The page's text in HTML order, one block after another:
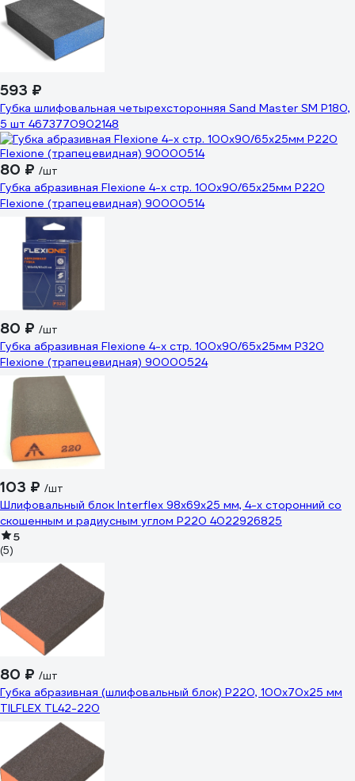
593 ₽
Губка шлифовальная четырехсторонняя Sand Master SM Р180,
5 шт 4673770902148
80 ₽ /шт
Губка абразивная Flexione 4-х стр. 100x90/65x25мм Р220
Flexiоne (трапецевидная) 90000514
80 ₽ /шт
Губка абразивная Flexione 4-х стр. 100x90/65x25мм Р320
Flexiоne (трапецевидная) 90000524
103 ₽ /шт
Шлифовальный блок Interflex 98х69х25 мм, 4-х сторонний со
скошенным и радиусным углом Р220 4022926825
5
(5)
80 ₽ /шт
Губка абразивная (шлифовальный блок) P220, 100x70x25 мм
TILFLEX TL42-220